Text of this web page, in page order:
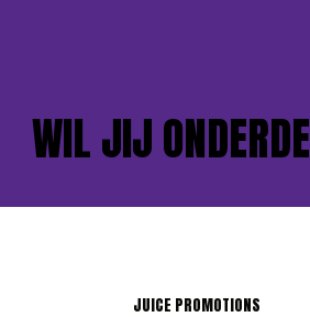
WIL JIJ
JUICE PROMOTIONS